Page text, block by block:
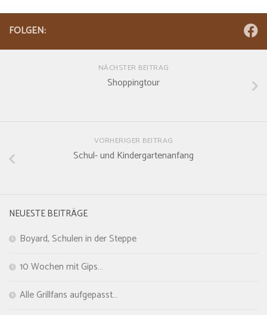
FOLGEN:
NÄCHSTER BEITRAG
Shoppingtour
VORHERIGER BEITRAG
Schul- und Kindergartenanfang
NEUESTE BEITRÄGE
Boyard, Schulen in der Steppe
10 Wochen mit Gips…
Alle Grillfans aufgepasst…